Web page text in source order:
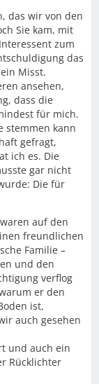
das wir von den
Sie kam, mit
zum
das
Misst.
ansehen,
dass die
für mich.
stemmen kann
gefragt,
ich es. Die
gar nicht
Die für
auf den
freundlichen
Familie –
und den
verflog
er den
ist,
auch gesehen
und auch ein
Rücklichter